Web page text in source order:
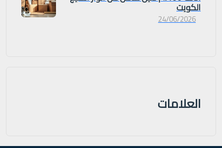
الكويت
24/06/2026
العلامات